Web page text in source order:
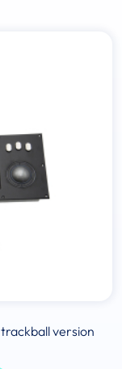
version